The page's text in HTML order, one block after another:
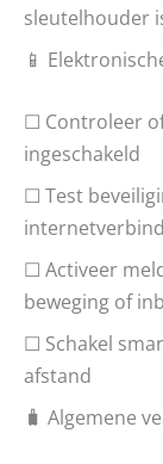
sleutelhouder
📱
☐ Controleer
ingeschakeld
☐ Test
☐ Activeer
beweging of
☐ Schakel
afstand
🧳 Algemene